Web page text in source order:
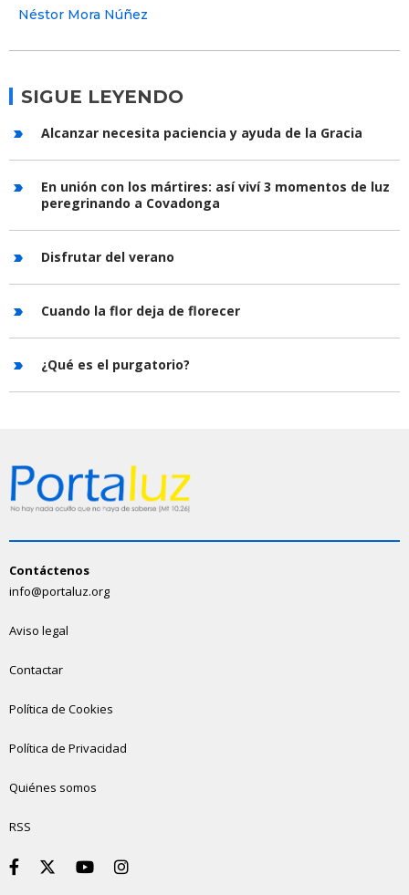
Néstor Mora Núñez
SIGUE LEYENDO
Alcanzar necesita paciencia y ayuda de la Gracia
En unión con los mártires: así viví 3 momentos de luz
peregrinando a Covadonga
Disfrutar del verano
Cuando la flor deja de florecer
¿Qué es el purgatorio?
Contáctenos
info@portaluz.org
Aviso legal
Contactar
Política de Cookies
Política de Privacidad
Quiénes somos
RSS